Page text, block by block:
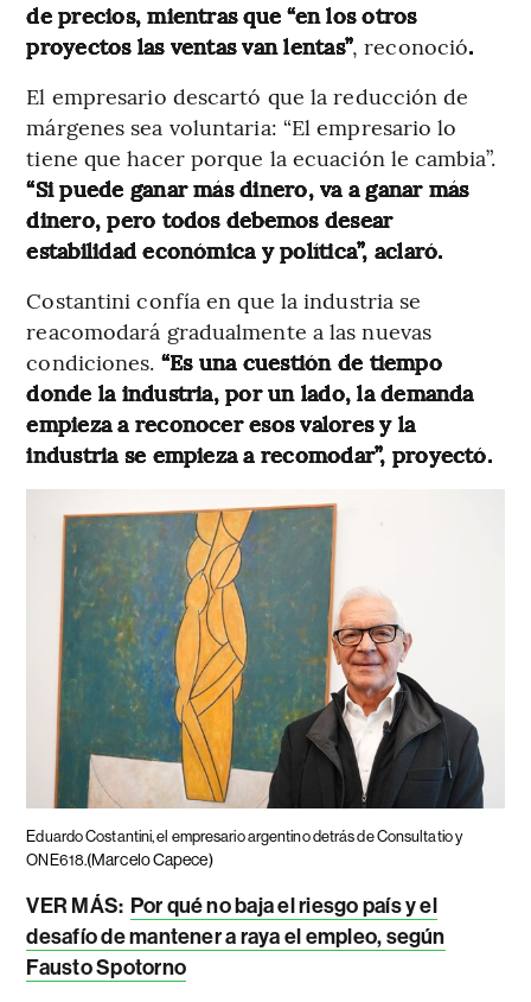
de precios, mientras que “en los otros
proyectos las ventas van lentas”, reconoció.
El empresario descartó que la reducción de
márgenes sea voluntaria: “El empresario lo
tiene que hacer porque la ecuación le cambia”.
“Si puede ganar más dinero, va a ganar más
dinero, pero todos debemos desear
estabilidad económica y política”, aclaró.
Costantini confía en que la industria se
reacomodará gradualmente a las nuevas
condiciones. “Es una cuestión de tiempo
donde la industria, por un lado, la demanda
empieza a reconocer esos valores y la
industria se empieza a recomodar”, proyectó.
Eduardo Costantini, el empresario argentino detrás de Consultatio y
ONE618.(Marcelo Capece)
VER MÁS: Por qué no baja el riesgo país y el
desafío de mantener a raya el empleo, según
Fausto Spotorno